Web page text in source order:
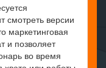
смотреть версии
маркетинговая
и позволяет
во время